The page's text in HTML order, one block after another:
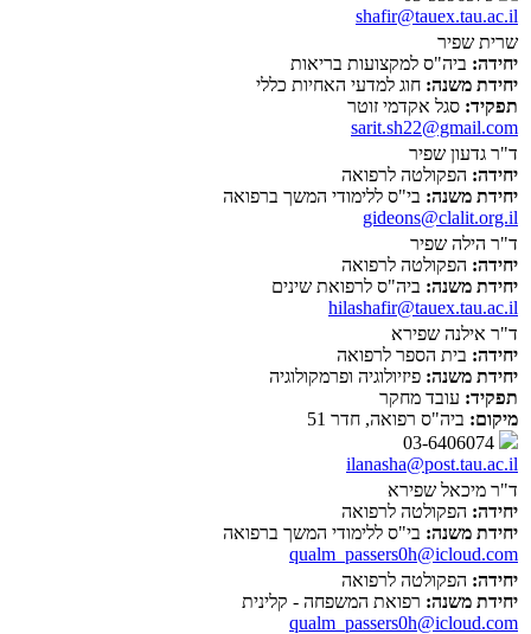
shafir@tauex.tau.ac.il
שרית שפיר
יחידה: ביה"ס למקצועות בריאות
יחידת משנה: חוג למדעי האחיות כללי
תפקיד: סגל אקדמי זוטר
sarit.sh22@gmail.com
ד"ר גדעון שפיר
יחידה: הפקולטה לרפואה
יחידת משנה: בי"ס ללימודי המשך ברפואה
gideons@clalit.org.il
ד"ר הילה שפיר
יחידה: הפקולטה לרפואה
יחידת משנה: ביה"ס לרפואת שינים
hilashafir@tauex.tau.ac.il
ד"ר אילנה שפירא
יחידה: בית הספר לרפואה
יחידת משנה: פיזיולוגיה ופרמקולוגיה
תפקיד: עובד מחקר
מיקום: ביה"ס רפואה, חדר 51
ilanasha@post.tau.ac.il
ד"ר מיכאל שפירא
יחידה: הפקולטה לרפואה
יחידת משנה: בי"ס ללימודי המשך ברפואה
qualm_passers0h@icloud.com
יחידה: הפקולטה לרפואה
יחידת משנה: רפואת המשפחה - קלינית
qualm_passers0h@icloud.com